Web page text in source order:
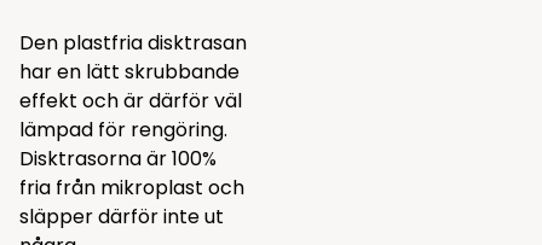
Den plastfria disktrasan
har en lätt skrubbande
effekt och är därför väl
lämpad för rengöring.
Disktrasorna är 100%
fria från mikroplast och
släpper därför inte ut